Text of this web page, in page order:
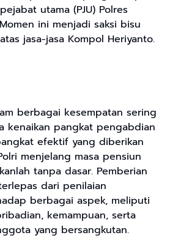
utama (PJU) Polres
ini menjadi saksi bisu
jasa-jasa Kompol Heriyanto.
berbagai kesempatan sering
kenaikan pangkat pengabdian
efektif yang diberikan
menjelang masa pensiun
tanpa dasar. Pemberian
dari penilaian
berbagai aspek, meliputi
kemampuan, serta
yang bersangkutan.